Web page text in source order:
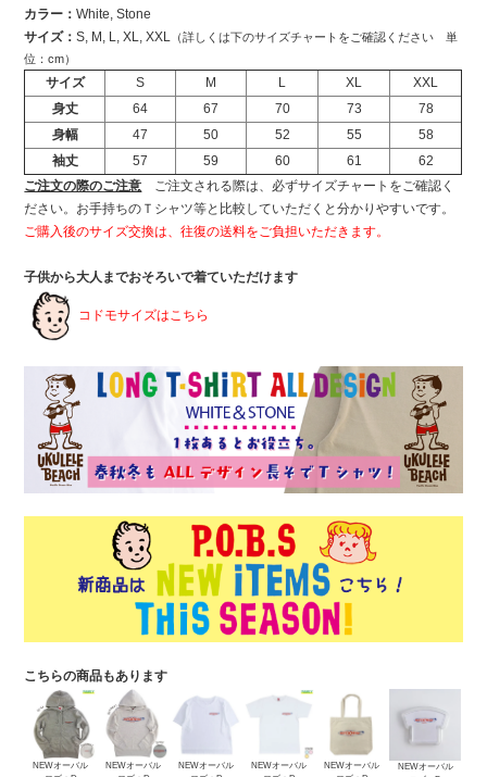
カラー：White, Stone
サイズ：S, M, L, XL, XXL
（詳しくは下のサイズチャートをご確認ください 単
位：cm）
サイズ S M L XL
XXL
身丈
64 67 70 73
78
身幅
47 50 52 55
58
袖丈
57 59 60 61
62
ご注文の際のご注意 ご注文される際は、必ずサイズチャートをご確認く
ださい。お手持ちのＴシャツ等と比較していただくと分かりやすいです。
ご購入後のサイズ交換は、往復の送料をご負担いただきます。
子供から大人までおそろいで着ていただけます
コドモサイズはこちら
こちらの商品もあります
NEWオーバル
NEWオーバル
NEWオーバル
NEWオーバル
NEWオーバル
NEWオーバル